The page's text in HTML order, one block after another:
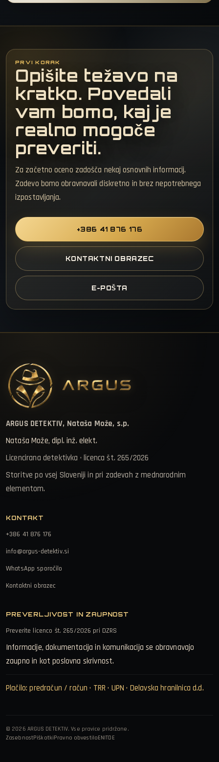
PRVI KORAK
Opišite težavo na
kratko. Povedali
vam bomo, kaj je
realno mogoče
preveriti.
Za začetno oceno zadošča nekaj osnovnih informacij.
Zadevo bomo obravnavali diskretno in brez nepotrebnega
izpostavljanja.
+386 41 876 176
KONTAKTNI OBRAZEC
E-POŠTA
ARGUS DETEKTIV, Nataša Može, s.p.
Nataša Može, dipl. inž. elekt.
Licencirana detektivka · licenca št. 265/2026
Storitve po vsej Sloveniji in pri zadevah z mednarodnim
elementom.
KONTAKT
+386 41 876 176
info@argus-detektiv.si
WhatsApp sporočilo
Kontaktni obrazec
PREVERLJIVOST IN ZAUPNOST
Preverite licenco št. 265/2026 pri DZRS
Informacije, dokumentacija in komunikacija se obravnavajo
zaupno in kot poslovna skrivnost.
Plačilo: predračun / račun · TRR · UPN · Delavska hranilnica d.d.
© 2026 ARGUS DETEKTIV. Vse pravice pridržane.
ZasebnostPiškotkiPravno obvestiloENITDE